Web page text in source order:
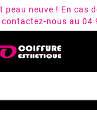
peau neuve ! En cas
nous au 04